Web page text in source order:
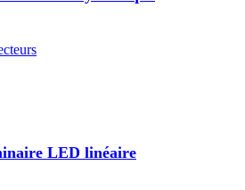
LED linéaire